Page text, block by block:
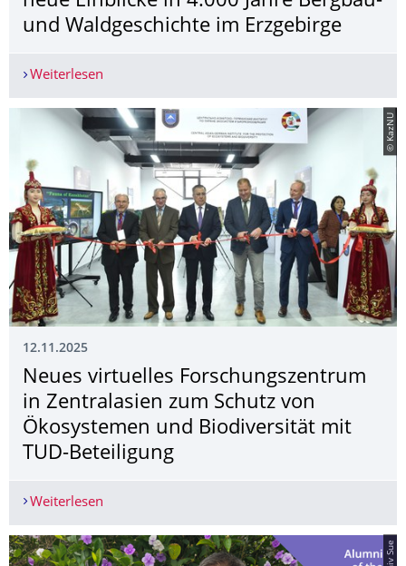
und Waldgeschichte im Erzgebirge
Weiterlesen
© KazNU
12.11.2025
Neues virtuelles Forschungszentrum
in Zentralasien zum Schutz von
Ökosystemen und Biodiversität mit
TUD-Beteiligung
Weiterlesen